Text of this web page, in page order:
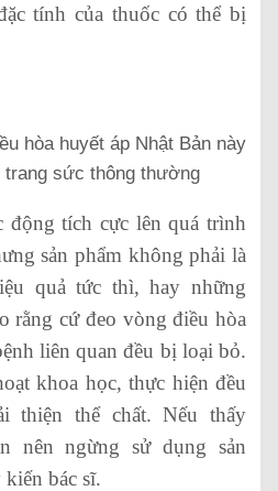
tính của thuốc có thể bị
hòa huyết áp Nhật Bản này
sức thông thường
động tích cực lên quá trình
sản phẩm không phải là
quả tức thì, hay những
rằng cứ đeo vòng điều hòa
liên quan đều bị loại bỏ.
khoa học, thực hiện đều
thiện thể chất. Nếu thấy
nên ngừng sử dụng sản
bác sĩ.